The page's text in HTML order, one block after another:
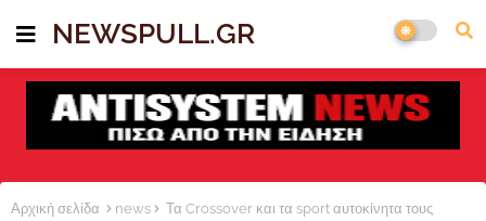
NEWSPULL.GR
Αρχική σελίδα news
Τα Crossover και τα sport αυτοκίνητα τους